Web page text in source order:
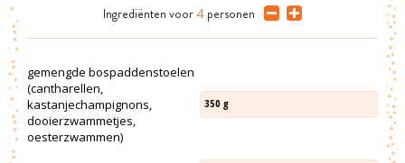
Ingrediënten voor 4 personen
gemengde bospaddenstoelen
(cantharellen,
kastanjechampignons,
dooierzwammetjes,
oesterzwammen)
350 g